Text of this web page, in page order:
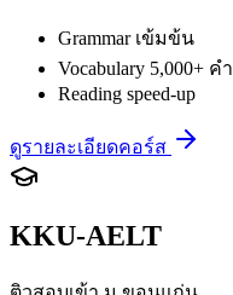
Grammar เข้มข้น
Vocabulary 5,000+ คำ
Reading speed-up
ดูรายละเอียดคอร์ส
KKU-AELT